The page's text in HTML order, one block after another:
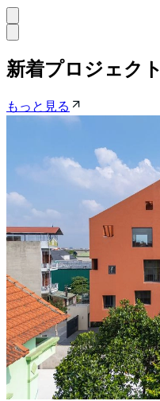
新着プロジェクト
もっと見る
100 WINDOWS
Inrestudio
1
0
new